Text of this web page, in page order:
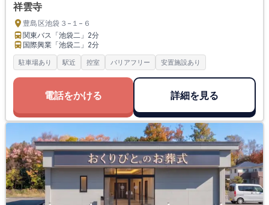
祥雲寺
豊島区池袋３−１−６
関東バス「池袋二」 2分
国際興業「池袋二」 2分
駐車場あり 駅近 控室 バリアフリー 安置施設あり
電話をかける 詳細を見る